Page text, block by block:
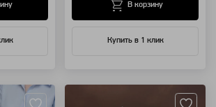
Купить в 1 клик
В корзину